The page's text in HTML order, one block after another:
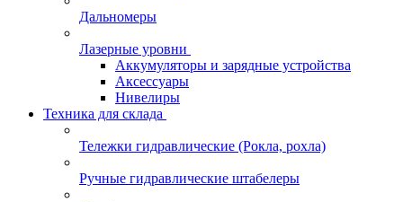
Дальномеры
Лазерные уровни
Аккумуляторы и зарядные устройства
Аксессуары
Нивелиры
Техника для склада
Тележки гидравлические (Рокла, рохла)
Ручные гидравлические штабелеры